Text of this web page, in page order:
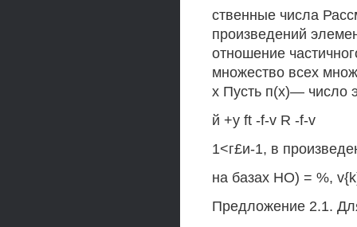
ственные числа
произведений
отношение
множество всех
х Пусть п(х)— число
й +у ft -f-v R -f-v
1<г£и-1, в
на базах НО) = %,
Предложение 2.1.